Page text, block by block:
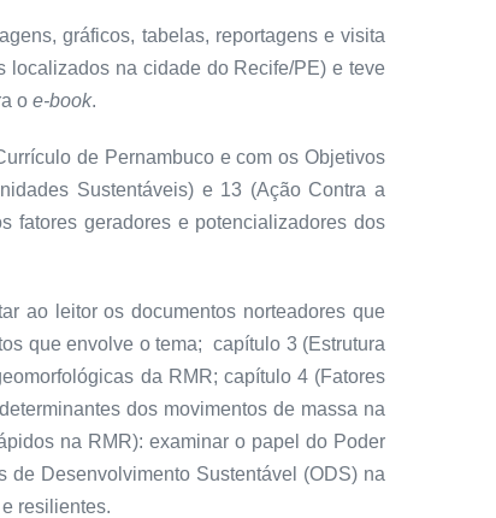
gráficos, tabelas, reportagens e visita
na cidade do Recife/PE) e teve
o e-book.
de Pernambuco e com os Objetivos
Sustentáveis) e 13 (Ação Contra a
fatores geradores e potencializadores dos
ao leitor os documentos norteadores que
que envolve o tema; capítulo 3 (Estrutura
da RMR; capítulo 4 (Fatores
dos movimentos de massa na
na RMR): examinar o papel do Poder
de Desenvolvimento Sustentável (ODS) na
resilientes.